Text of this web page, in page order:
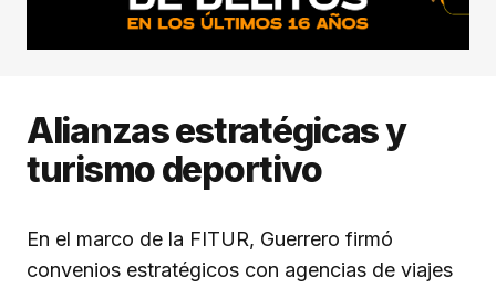
Alianzas estratégicas y
turismo deportivo
En el marco de la FITUR, Guerrero firmó
convenios estratégicos con agencias de viajes